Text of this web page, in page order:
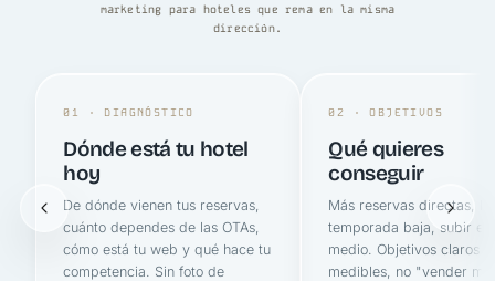
marketing para hoteles que rema en la misma
dirección.
01 · DIAGNÓSTICO
Dónde está tu hotel
hoy
De dónde vienen tus reservas,
cuánto dependes de las OTAs,
cómo está tu web y qué hace tu
competencia. Sin foto de
02 · OBJETIVOS
Qué quieres
conseguir
Más reservas directas,
temporada baja, subir el
medio. Objetivos claros y
medibles, no "vender